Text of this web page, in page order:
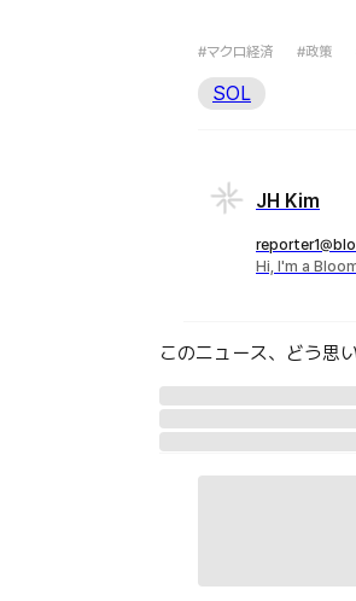
#マクロ経済 #政策
SOL
JH Kim
Hi, I'm a
このニュース、どう思